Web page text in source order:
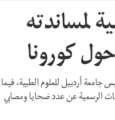
لمساندته
كورونا
جامعة أردبيل للعلوم الطبية، فيما
الرسمية عن عدد ضحايا ومصابي